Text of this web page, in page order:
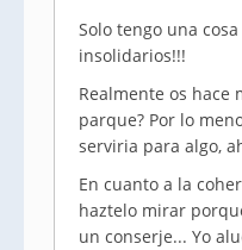
Solo tengo una
insolidarios!!!
Realmente os hace
parque? Por lo
serviria para algo,
En cuanto a la
haztelo mirar
un conserje... Yo